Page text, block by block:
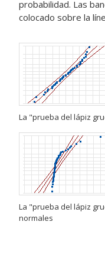
probabilidad. Las
colocado sobre la
La "prueba del lápiz
La "prueba del lápiz
normales